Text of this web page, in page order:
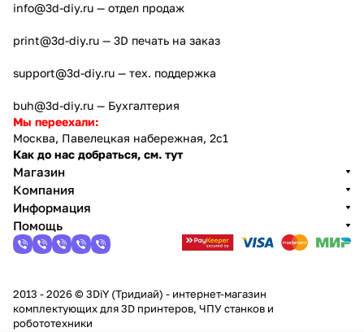
info@3d-diy.ru — отдел продаж
print@3d-diy.ru — 3D печать на заказ
support@3d-diy.ru — тех. поддержка
buh@3d-diy.ru — Бухгалтерия
Мы переехали:
Москва, Павелецкая набережная, 2с1
Как до нас добраться, см. тут
Магазин
Компания
Информация
Помощь
2013 - 2026 © 3DiY (Тридиай) - интернет-магазин
комплектующих для 3D принтеров, ЧПУ станков и
робототехники